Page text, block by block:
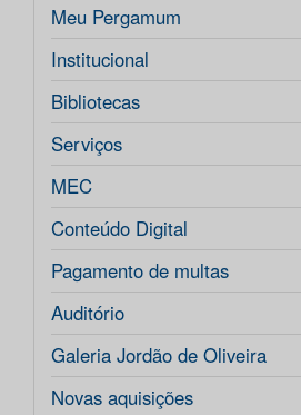
Meu Pergamum
Institucional
Bibliotecas
Serviços
MEC
Conteúdo Digital
Pagamento de multas
Auditório
Galeria Jordão de Oliveira
Novas aquisições